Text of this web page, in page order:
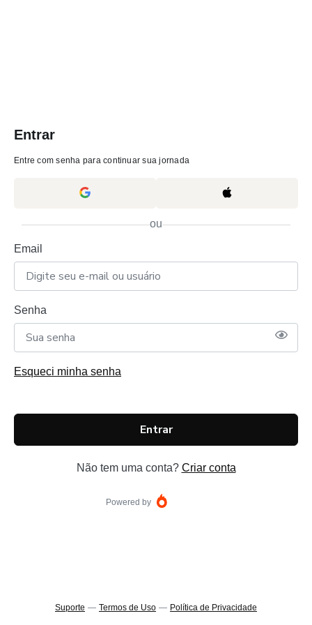
Entrar
Entre com senha para continuar sua jornada
ou
Email
Senha
Esqueci minha senha
Entrar
Não tem uma conta? Criar conta
Powered by
Suporte — Termos de Uso — Política de Privacidade